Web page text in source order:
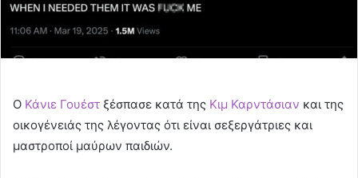
Ο Κάνιε Γουέστ ξέσπασε κατά της Κιμ Καρντάσιαν και της
οικογένειάς της λέγοντας ότι είναι σεξεργάτριες και
μαστροποί μαύρων παιδιών.